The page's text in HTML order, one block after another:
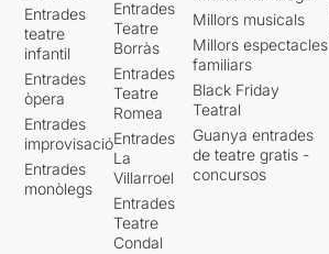
Entrades
teatre
infantil
Entrades
òpera
Entrades
improvisació
Entrades
monòlegs
Entrades
Teatre
Borràs
Entrades
Teatre
Romea
Entrades
La
Villarroel
Entrades
Teatre
Condal
Millors musicals
Millors espectacles
familiars
Black Friday
Teatral
Guanya entrades
de teatre gratis -
concursos